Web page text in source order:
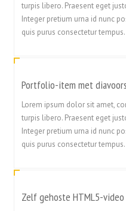
turpis libero. Praesent eget
Integer pretium urna id nunc
quis purus consectetur tempus.
Portfolio-item met
Lorem ipsum dolor sit amet,
turpis libero. Praesent eget
Integer pretium urna id nunc
quis purus consectetur tempus.
Zelf gehoste HTML5-video